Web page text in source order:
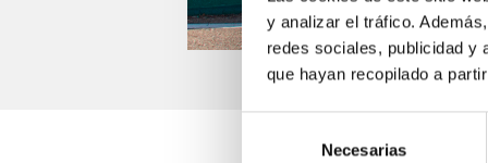
y analizar el tráfico.
redes sociales, publicidad y
que hayan recopilado a
Necesarias